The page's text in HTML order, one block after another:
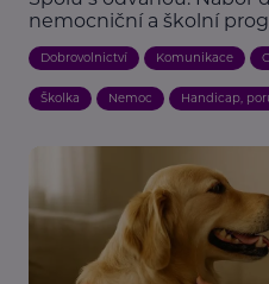
nemocniční a školní
Dobrovolnictví Komunikace
Školka Nemoc Handicap,